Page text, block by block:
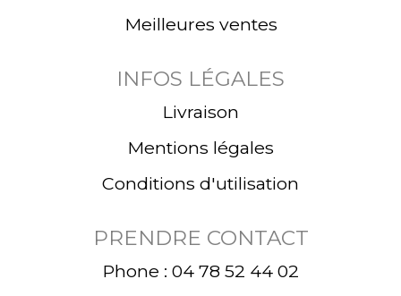
Meilleures ventes
INFOS LÉGALES
Livraison
Mentions légales
Conditions d'utilisation
PRENDRE CONTACT
Phone : 04 78 52 44 02